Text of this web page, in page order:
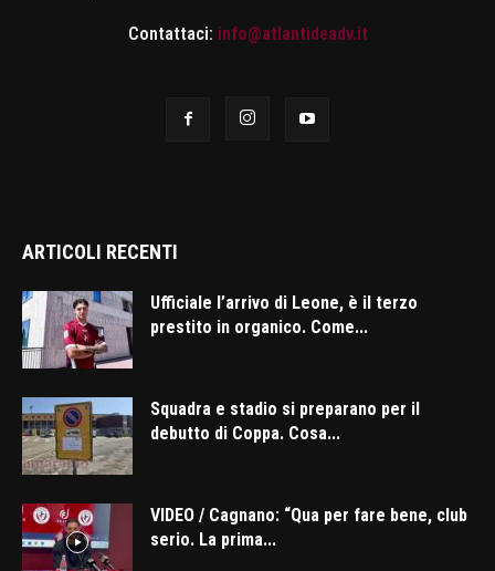
Contattaci: info@atlantideadv.it
ARTICOLI RECENTI
Ufficiale l’arrivo di Leone, è il terzo
prestito in organico. Come...
Squadra e stadio si preparano per il
debutto di Coppa. Cosa...
VIDEO / Cagnano: “Qua per fare bene, club
serio. La prima...